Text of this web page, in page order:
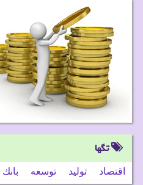
تگها
اقتصاد تولید توسعه بانك